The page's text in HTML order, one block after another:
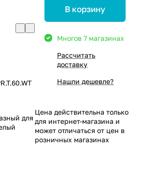
для
В корзину
Многов 7 магазинах
Рассчитать
доставку
Нашли дешевле?
Цена действительна только
для интернет-магазина и
может отличаться от цен в
розничных магазинах